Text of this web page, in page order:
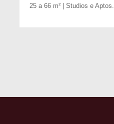
25 a 66 m² | Studios e Aptos.